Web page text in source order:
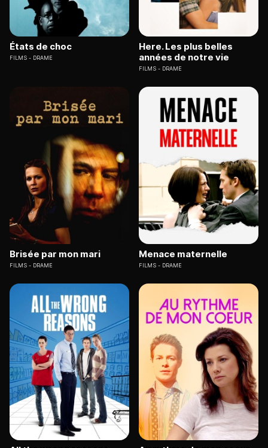
États de choc
FILMS DRAME
Here. Les plus belles
années de notre vie
FILMS DRAME
Brisée par mon mari
FILMS DRAME
Menace maternelle
FILMS DRAME